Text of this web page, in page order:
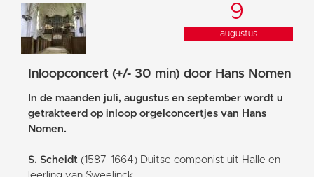
9
augustus
Inloopconcert (+/- 30 min) door Hans Nomen
In de maanden juli, augustus en september wordt u
getrakteerd op inloop orgelconcertjes van Hans
Nomen.
S. Scheidt (1587-1664) Duitse componist uit Halle en